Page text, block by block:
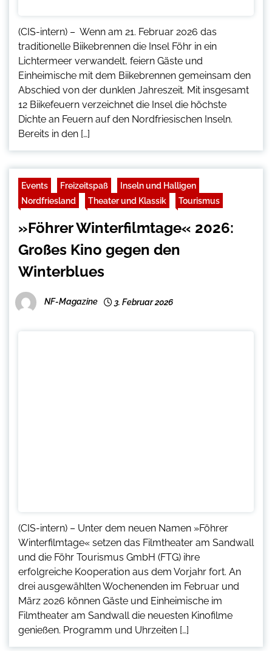
(CIS-intern) – Wenn am 21. Februar 2026 das
traditionelle Biikebrennen die Insel Föhr in ein
Lichtermeer verwandelt, feiern Gäste und
Einheimische mit dem Biikebrennen gemeinsam den
Abschied von der dunklen Jahreszeit. Mit insgesamt
12 Biikefeuern verzeichnet die Insel die höchste
Dichte an Feuern auf den Nordfriesischen Inseln.
Bereits in den […]
Events Freizeitspaß
Inseln und Halligen
Nordfriesland
Theater und Klassik Tourismus
»Föhrer Winterfilmtage« 2026:
Großes Kino gegen den
Winterblues
NF-Magazine 3. Februar 2026
(CIS-intern) – Unter dem neuen Namen »Föhrer
Winterfilmtage« setzen das Filmtheater am Sandwall
und die Föhr Tourismus GmbH (FTG) ihre
erfolgreiche Kooperation aus dem Vorjahr fort. An
drei ausgewählten Wochenenden im Februar und
März 2026 können Gäste und Einheimische im
Filmtheater am Sandwall die neuesten Kinofilme
genießen. Programm und Uhrzeiten […]